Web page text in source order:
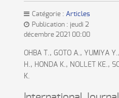
Catégorie : Articles
Publication : jeudi 2
décembre 2021 00:00
OHBA T., GOTO A., YUMIYA
H., HONDA K., NOLLET KE.,
K.